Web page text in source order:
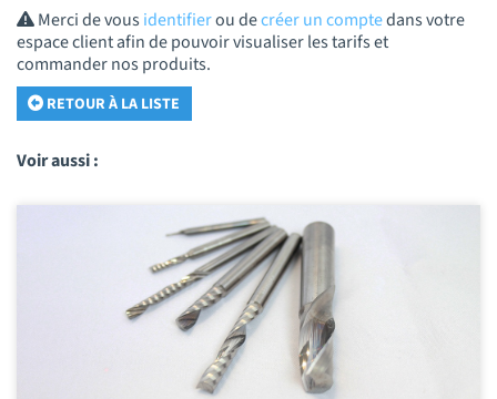
Merci de vousidentifierou decréer un comptedans votre
espace client afin de pouvoir visualiser les tarifs et
commander nos produits.
RETOUR À LA LISTE
Voir aussi :